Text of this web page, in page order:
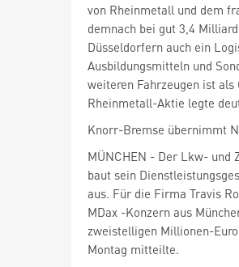
von Rheinmetall und dem
demnach bei gut 3,4
Düsseldorfern auch ein
Ausbildungsmitteln und
weiteren Fahrzeugen ist
Rheinmetall-Aktie legte
Knorr-Bremse übernimmt
baut sein
aus. Für die Firma Travis
MDax -Konzern aus
zweistelligen Millionen-
Montag mitteilte.